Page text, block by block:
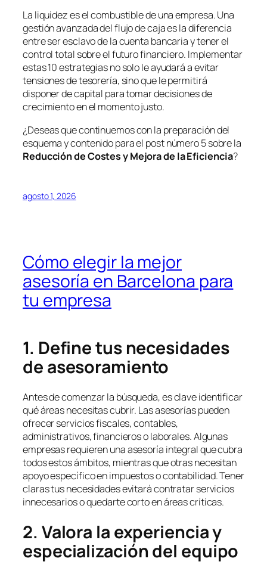
La liquidez es el combustible de una empresa. Una
gestión avanzada del flujo de caja es la diferencia
entre ser esclavo de la cuenta bancaria y tener el
control total sobre el futuro financiero. Implementar
estas 10 estrategias no solo le ayudará a evitar
tensiones de tesorería, sino que le permitirá
disponer de capital para tomar decisiones de
crecimiento en el momento justo.
¿Deseas que continuemos con la preparación del
esquema y contenido para el post número 5 sobre la
Reducción de Costes y Mejora de la Eficiencia?
agosto 1, 2026
Cómo elegir la mejor
asesoría en Barcelona para
tu empresa
1. Define tus necesidades
de asesoramiento
Antes de comenzar la búsqueda, es clave identificar
qué áreas necesitas cubrir. Las asesorías pueden
ofrecer servicios fiscales, contables,
administrativos, financieros o laborales. Algunas
empresas requieren una asesoría integral que cubra
todos estos ámbitos, mientras que otras necesitan
apoyo específico en impuestos o contabilidad. Tener
claras tus necesidades evitará contratar servicios
innecesarios o quedarte corto en áreas críticas.
2. Valora la experiencia y
especialización del equipo